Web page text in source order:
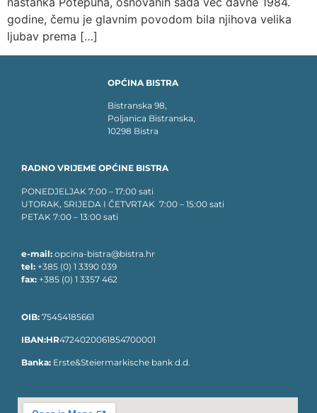
godine, čemu je glavnim povodom bila njihova velika
ljubav prema […]
OPĆINA BISTRA
Bistranska 98,
Poljanica Bistranska,
10298 Bistra
RADNO VRIJEME OPĆINE BISTRA
PONEDJELJAK 7:00 – 17:00 sati
UTORAK, SRIJEDA I ČETVRTAK 7:00 – 15:00 sati
PETAK 7:00 – 13:00 sati
e-mail: opcina-bistra@bistra.hr
tel: +385 (0) 1 3390 039
fax: +385 (0) 1 3357 462
OIB: 75454185661
IBAN:HR4724020061854700001
Banka: Erste&Steiermarkische bank d.d.